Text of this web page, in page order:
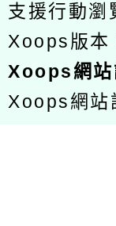
支援行動瀏
Xoops版本
Xoops網
Xoops網站